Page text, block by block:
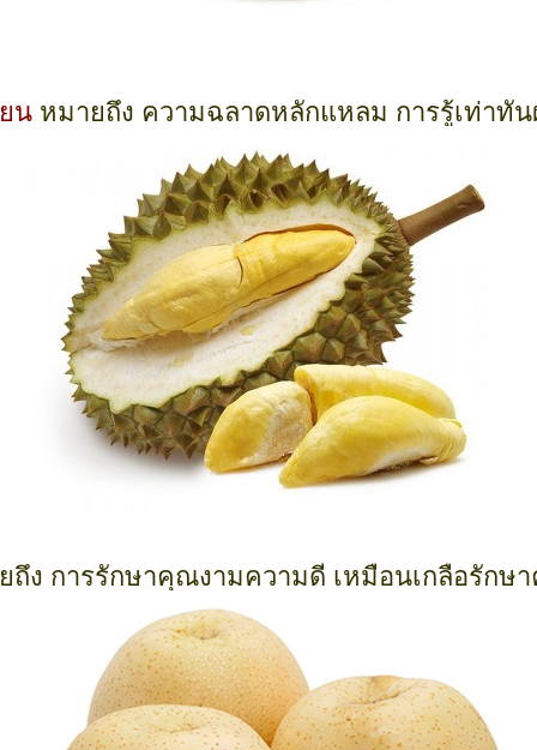
นหมายถึง ความฉลาดหลักแหลม การรู้เท่าทั
ง การรักษาคุณงามความดี เหมือนเกลือรักษ